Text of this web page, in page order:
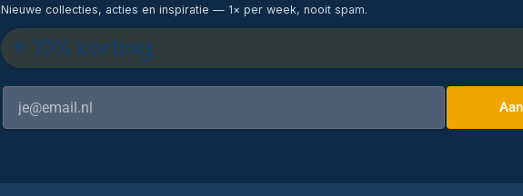
Nieuwe collecties, acties en inspiratie — 1× per week, nooit spam.
✦ 10% korting